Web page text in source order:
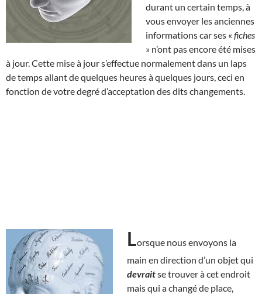
durant un certain temps, à
vous envoyer les anciennes
informations car ses « fiches
» n’ont pas encore été mises
à jour. Cette mise à jour s’effectue normalement dans un laps
de temps allant de quelques heures à quelques jours, ceci en
fonction de votre degré d’acceptation des dits changements.
Lorsque nous envoyons la
main en direction d’un objet qui
devraitse trouver à cet endroit
mais qui a changé de place,